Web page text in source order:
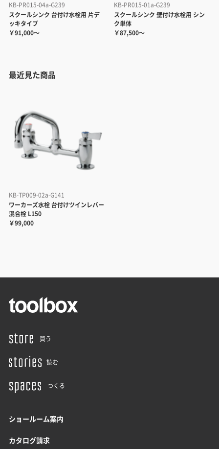
KB-PR015-04a-G239
スクールシンク 台付け水栓用 片デ
ッキタイプ
￥91,000～
KB-PR015-01a-G239
スクールシンク 壁付け水栓用 シン
ク単体
￥87,500～
最近見た商品
KB-TP009-02a-G141
ワーカーズ水栓 台付けツインレバー
混合栓 L150
￥99,000
買う
読む
つくる
ショールーム案内
カタログ請求